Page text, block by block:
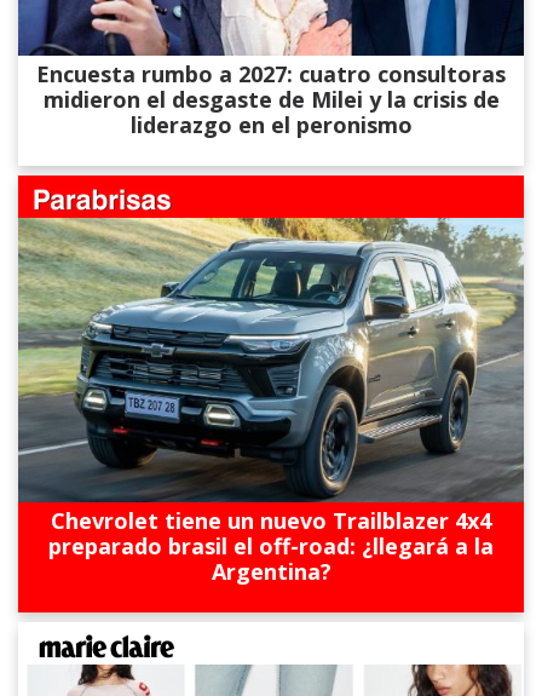
Encuesta rumbo a 2027: cuatro consultoras
midieron el desgaste de Milei y la crisis de
liderazgo en el peronismo
Chevrolet tiene un nuevo Trailblazer 4x4
preparado brasil el off-road: ¿llegará a la
Argentina?